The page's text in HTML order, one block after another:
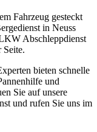
Fahrzeug gesteckt
in Neuss
Abschleppdienst
Seite.
bieten schnelle
und
Sie auf unsere
und rufen Sie uns im